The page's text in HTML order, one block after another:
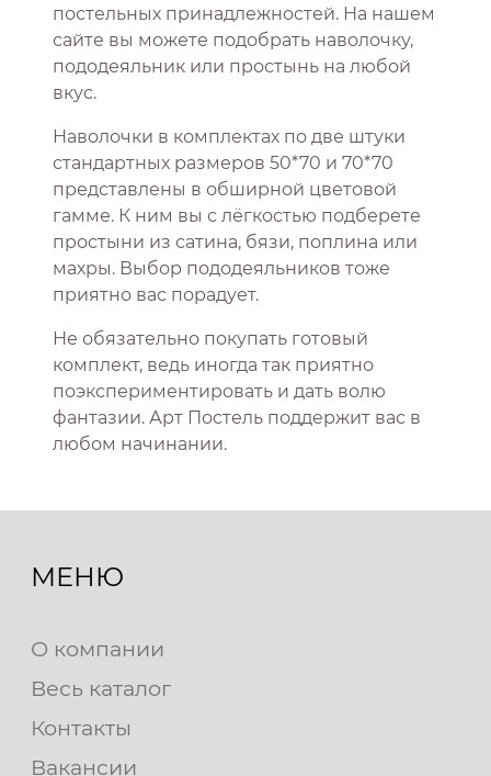
постельных принадлежностей. На нашем
сайте вы можете подобрать наволочку,
пододеяльник или простынь на любой
вкус.
Наволочки в комплектах по две штуки
стандартных размеров 50*70 и 70*70
представлены в обширной цветовой
гамме. К ним вы с лёгкостью подберете
простыни из сатина, бязи, поплина или
махры. Выбор пододеяльников тоже
приятно вас порадует.
Не обязательно покупать готовый
комплект, ведь иногда так приятно
поэкспериментировать и дать волю
фантазии. Арт Постель поддержит вас в
любом начинании.
МЕНЮ
О компании
Весь каталог
Контакты
Вакансии